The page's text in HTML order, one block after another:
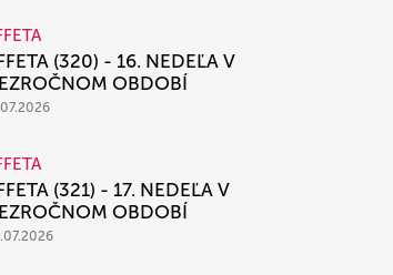
(320) - 16. NEDEĽA V
OBDOBÍ
(321) - 17. NEDEĽA V
OBDOBÍ